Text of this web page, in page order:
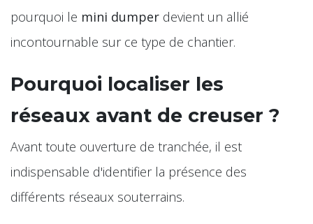
pourquoi le mini dumper devient un allié
incontournable sur ce type de chantier.
Pourquoi localiser les
réseaux avant de creuser ?
Avant toute ouverture de tranchée, il est
indispensable d'identifier la présence des
différents réseaux souterrains.